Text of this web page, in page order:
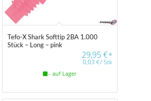
Tefo-X Shark Softtip 2BA 1.000
Stück – Long – pink
29,95€*
0,03 €/Stk
- auf Lager